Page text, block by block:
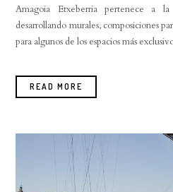
Amagoia Etxeberria pertenece a la
desarrollando murales, composiciones
para algunos de los espacios más
READ MORE